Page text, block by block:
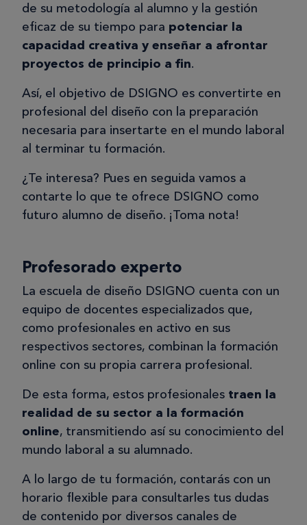
de su metodología al alumno y la gestión
eficaz de su tiempo para potenciar la
capacidad creativa y enseñar a afrontar
proyectos de principio a fin.
Así, el objetivo de DSIGNO es convertirte en
profesional del diseño con la preparación
necesaria para insertarte en el mundo laboral
al terminar tu formación.
¿Te interesa? Pues en seguida vamos a
contarte lo que te ofrece DSIGNO como
futuro alumno de diseño. ¡Toma nota!
Profesorado experto
La escuela de diseño DSIGNO cuenta con un
equipo de docentes especializados que,
como profesionales en activo en sus
respectivos sectores, combinan la formación
online con su propia carrera profesional.
De esta forma, estos profesionales traen la
realidad de su sector a la formación
online, transmitiendo así su conocimiento del
mundo laboral a su alumnado.
A lo largo de tu formación, contarás con un
horario flexible para consultarles tus dudas
de contenido por diversos canales de